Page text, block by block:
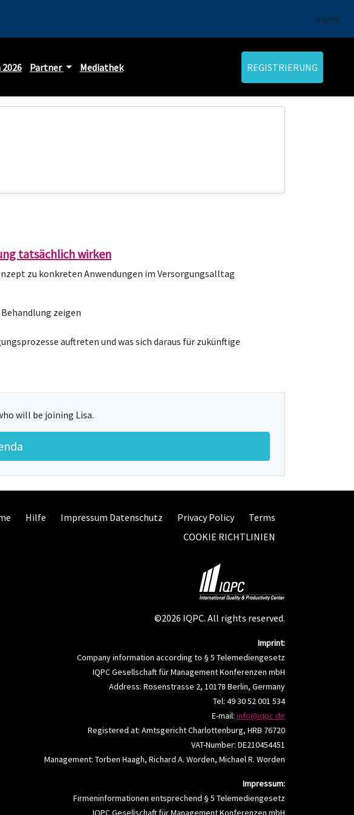
Sign In
Partner Mediathek REGISTRIERUNG
tatsächlich wirken
zu konkreten Anwendungen im Versorgungsalltag
zeigen
auftreten und was sich daraus für zukünftige
will be joining Lisa.
Hilfe Impressum Datenschutz Privacy Policy
Terms
COOKIE RICHTLINIEN
©2026 IQPC. All rights reserved.
Imprint:
Company information according to § 5 Telemediengesetz
IQPC Gesellschaft für Management Konferenzen mbH
Address: Rosenstrasse 2, 10178 Berlin, Germany
Tel: 49 30 52 001 534
E-mail: info@iqpc.de
Registered at: Amtsgericht Charlottenburg, HRB 76720
VAT-Number: DE210454451
Management: Torben Haagh, Richard A. Worden, Michael R. Worden
Impressum:
Firmeninformationen entsprechend § 5 Telemediengesetz
IQPC Gesellschaft für Management Konferenzen mbH